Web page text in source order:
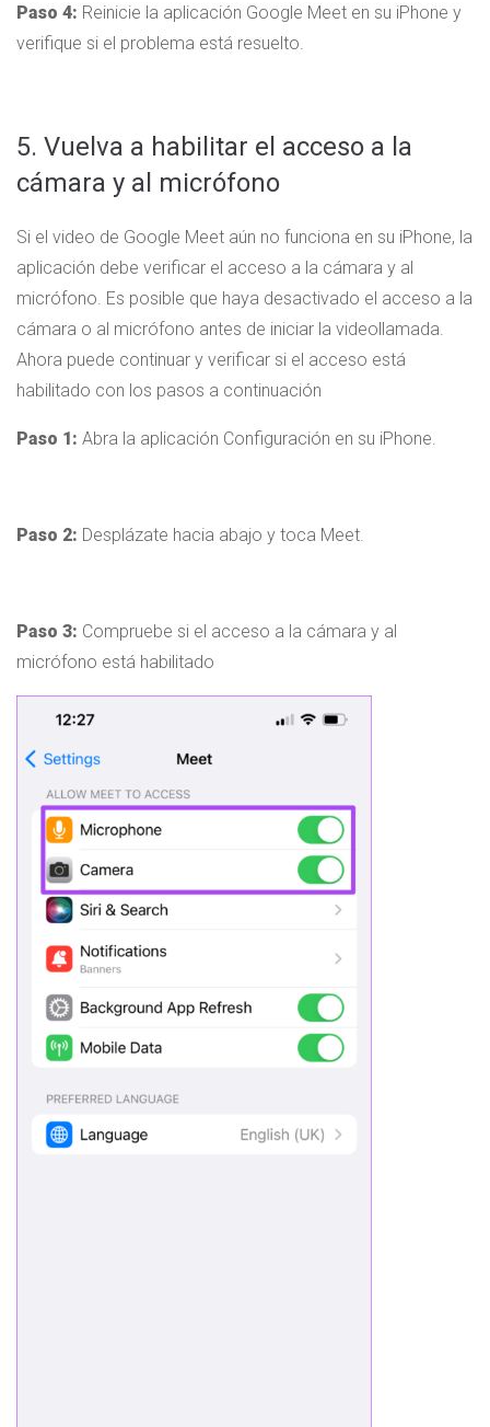
Paso 4: Reinicie la aplicación Google Meet en su iPhone y
verifique si el problema está resuelto.
5. Vuelva a habilitar el acceso a la
cámara y al micrófono
Si el video de Google Meet aún no funciona en su iPhone, la
aplicación debe verificar el acceso a la cámara y al
micrófono. Es posible que haya desactivado el acceso a la
cámara o al micrófono antes de iniciar la videollamada.
Ahora puede continuar y verificar si el acceso está
habilitado con los pasos a continuación
Paso 1: Abra la aplicación Configuración en su iPhone.
Paso 2: Desplázate hacia abajo y toca Meet.
Paso 3: Compruebe si el acceso a la cámara y al
micrófono está habilitado